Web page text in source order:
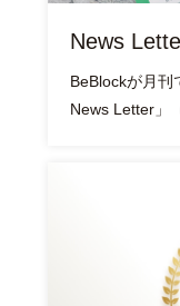
News
BeBlockが月刊
News Letter」